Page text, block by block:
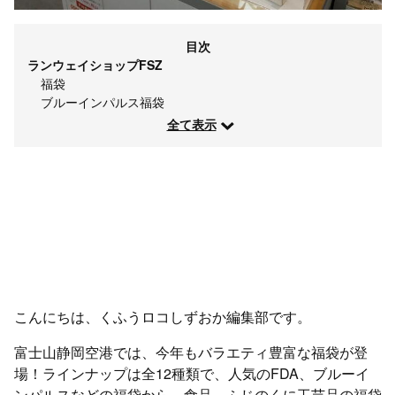
目次
ランウェイショップFSZ
福袋
ブルーインパルス福袋
全て表示
こんにちは、くふうロコしずおか編集部です。
富士山静岡空港では、今年もバラエティ豊富な福袋が登
場！ラインナップは全12種類で、人気のFDA、ブルーイ